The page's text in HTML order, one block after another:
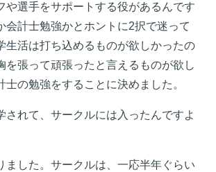
や選手をサポートする役があるんです
会計士勉強かとホントに2択で迷って
生活は打ち込めるものが欲しかったの
を張って頑張ったと言えるものが欲し
士の勉強をすることに決めました。
れて、サークルには入ったんですよ
ました。サークルは、一応半年ぐらい